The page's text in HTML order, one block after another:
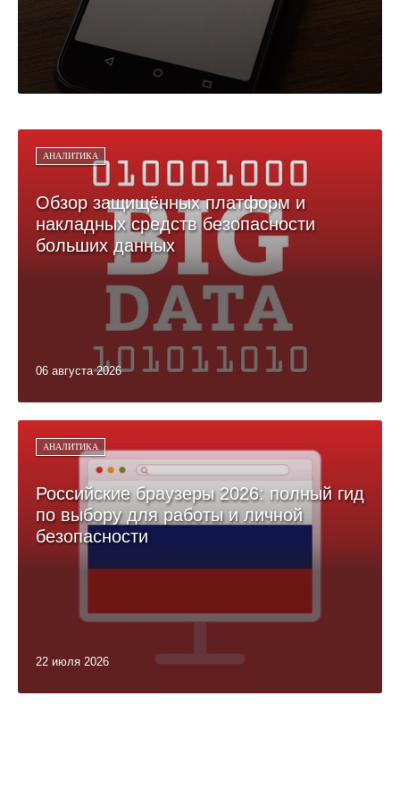
АНАЛИТИКА
Обзор защищённых платформ и
накладных средств безопасности
больших данных
06 августа 2026
АНАЛИТИКА
Российские браузеры 2026: полный гид
по выбору для работы и личной
безопасности
22 июля 2026